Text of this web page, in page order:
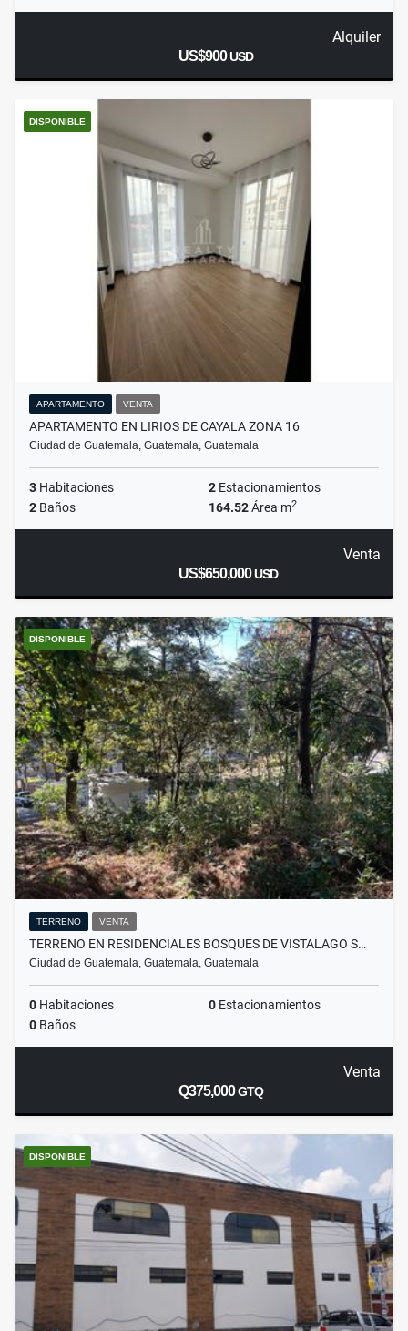
Alquiler
US$900USD
DISPONIBLE
APARTAMENTO VENTA
APARTAMENTO EN LIRIOS DE CAYALA ZONA 16
Ciudad de Guatemala, Guatemala, Guatemala
3 Habitaciones 2 Estacionamientos
2 Baños 164.52Área m2
Venta
US$650,000USD
DISPONIBLE
TERRENO VENTA
TERRENO EN RESIDENCIALES BOSQUES DE VISTALAGO S…
Ciudad de Guatemala, Guatemala, Guatemala
0 Habitaciones 0 Estacionamientos
0 Baños
Venta
Q375,000GTQ
DISPONIBLE